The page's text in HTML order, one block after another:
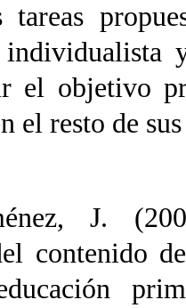
individualista
el objetivo
el resto de
J.
contenido